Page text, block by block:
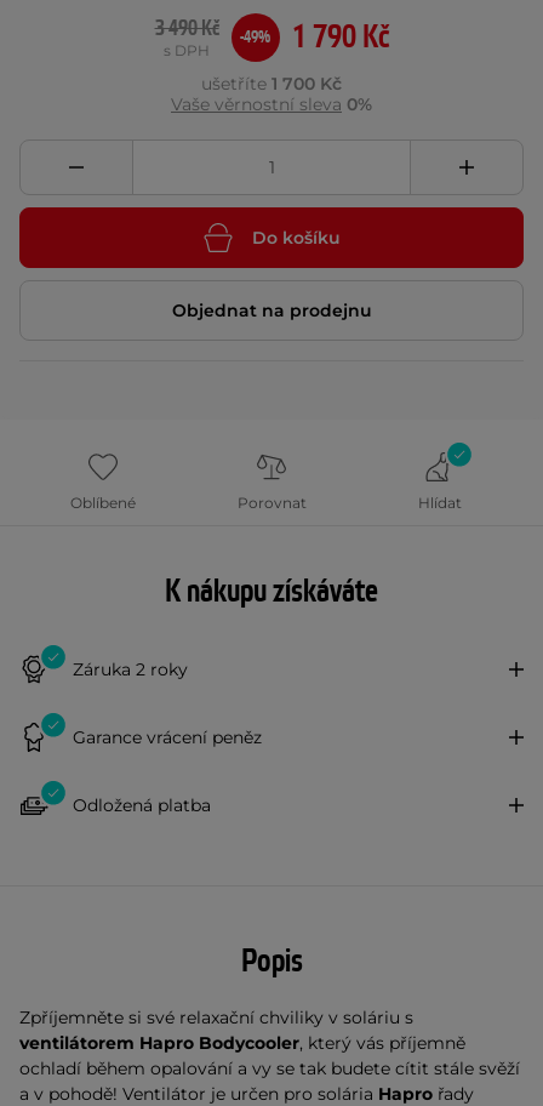
1 790 Kč
3 490 Kč
s DPH
-49%
ušetříte 1 700 Kč
Vaše věrnostní sleva 0%
Do košíku
Objednat na prodejnu
Oblíbené Porovnat Hlídat
K nákupu získáváte
Záruka 2 roky
Garance vrácení peněz
Odložená platba
Popis
Zpříjemněte si své relaxační chviliky v soláriu s
ventilátorem Hapro Bodycooler, který vás příjemně
ochladí během opalování a vy se tak budete cítit stále svěží
a v pohodě! Ventilátor je určen pro solária Hapro řady